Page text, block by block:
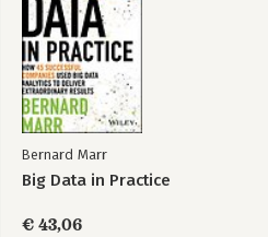
Bernard Marr
Big Data in Practice
€ 43,06